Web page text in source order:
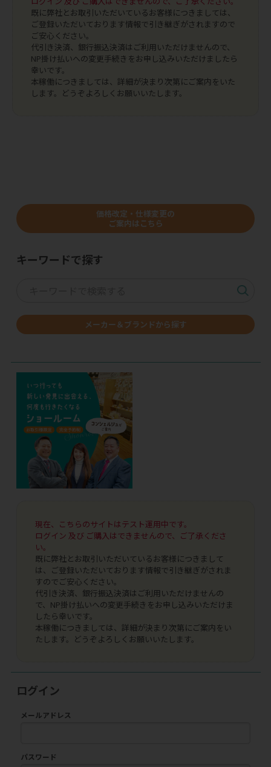
既に弊社とお取引いただいているお客様につきましては、
ご登録いただいております情報で引き継ぎがされますので
ご安心ください。
代引き決済、銀行振込決済はご利用いただけませんので、
NP掛け払いへの変更手続きをお申し込みいただけましたら
幸いです。
本稼働につきましては、詳細が決まり次第にご案内をいた
します。どうぞよろしくお願いいたします。
価格改定・仕様変更の
ご案内はこちら
キーワードで探す
メーカー＆ブランドから探す
現在、こちらのサイトはテスト運用中です。
ログイン 及び ご購入はできませんので、ご了承くださ
い。
既に弊社とお取引いただいているお客様につきまして
は、ご登録いただいております情報で引き継ぎがされま
すのでご安心ください。
代引き決済、銀行振込決済はご利用いただけませんの
で、NP掛け払いへの変更手続きをお申し込みいただけま
したら幸いです。
本稼働につきましては、詳細が決まり次第にご案内をい
たします。どうぞよろしくお願いいたします。
ログイン
メールアドレス
パスワード